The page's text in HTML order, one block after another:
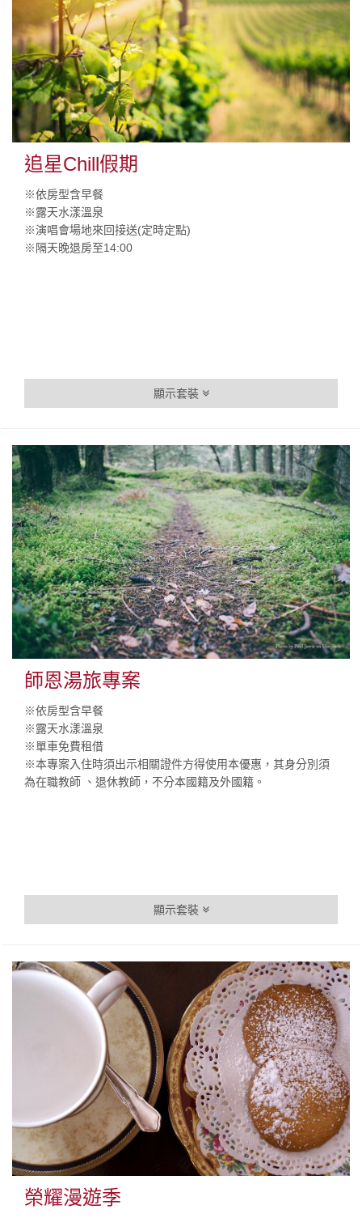
追星Chill假期
※依房型含早餐
※露天水漾溫泉
※演唱會場地來回接送(定時定點)
※隔天晚退房至14:00
顯示套裝
師恩湯旅專案
※依房型含早餐
※露天水漾溫泉
※單車免費租借
※本專案入住時須出示相關證件方得使用本優惠，其身分別須
為在職教師 、退休教師，不分本國籍及外國籍。
顯示套裝
榮耀漫遊季